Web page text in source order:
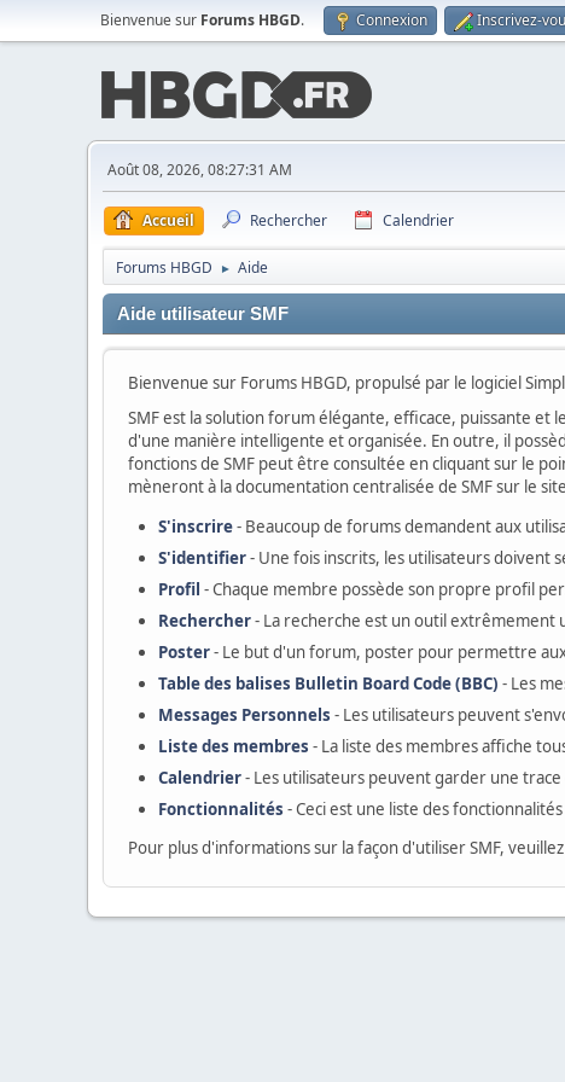
Bienvenue sur Forums HBGD. Connexion Inscrivez-
Août 08, 2026, 08:27:31 AM
Accueil Rechercher Calendrier
Forums HBGD ► Aide
Aide utilisateur SMF
Bienvenue sur Forums HBGD, propulsé par le logiciel
SMF est la solution forum élégante, efficace, puissante et
d'une manière intelligente et organisée. En outre, il
fonctions de SMF peut être consultée en cliquant sur le
mèneront à la documentation centralisée de SMF sur le
S'inscrire- Beaucoup de forums demandent aux
S'identifier- Une fois inscrits, les utilisateurs doivent
Profil - Chaque membre possède son propre profil
Rechercher- La recherche est un outil extrêmement
Poster- Le but d'un forum, poster pour permettre
Table des balises Bulletin Board Code (BBC) - Les
Messages Personnels - Les utilisateurs peuvent
Liste des membres - La liste des membres affiche
Calendrier- Les utilisateurs peuvent garder une
Fonctionnalités - Ceci est une liste des
Pour plus d'informations sur la façon d'utiliser SMF,